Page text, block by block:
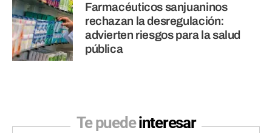
Farmacéuticos sanjuaninos
rechazan la desregulación:
advierten riesgos para la salud
pública
Te puedeinteresar